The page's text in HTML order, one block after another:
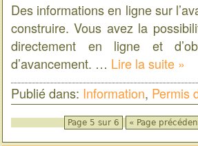
Des informations en ligne sur
construire. Vous avez la
directement en ligne et
d’avancement. … Lire la suite »
Publié dans: Information, Permis
Page 5 sur 6 « Page